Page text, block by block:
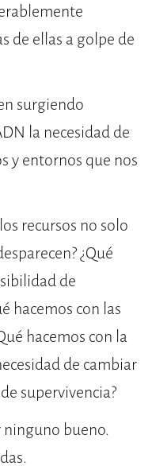
de ellas a golpe de
surgiendo
la necesidad de
y entornos que nos
recursos no solo
¿Qué
de
hacemos con las
hacemos con la
de cambiar
supervivencia?
bueno.